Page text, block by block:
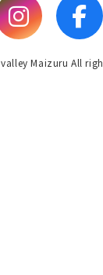
Maizuru All